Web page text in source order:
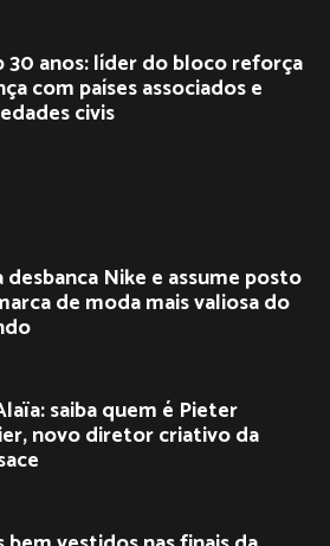
30 anos: líder do bloco reforça
com países associados e
civis
desbanca Nike e assume posto
de moda mais valiosa do
saiba quem é Pieter
novo diretor criativo da